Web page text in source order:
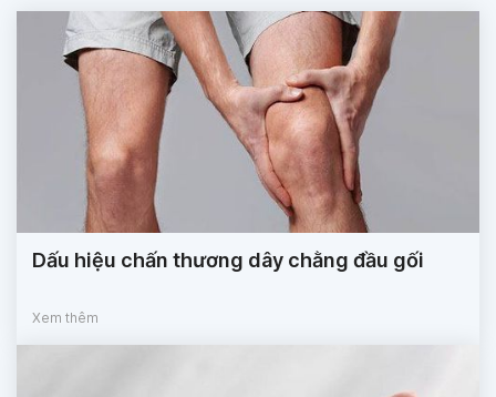
Dấu hiệu chấn thương dây chằng đầu gối
Xem thêm